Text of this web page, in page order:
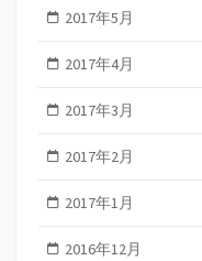
2017年5月
2017年4月
2017年3月
2017年2月
2017年1月
2016年12月